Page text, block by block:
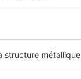
structure métallique